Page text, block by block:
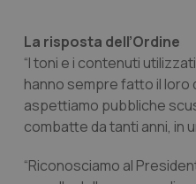
La risposta dell’Ordine
“I toni e i contenuti
hanno sempre fatto il loro
aspettiamo pubbliche
combatte da tanti anni, in
“Riconosciamo al